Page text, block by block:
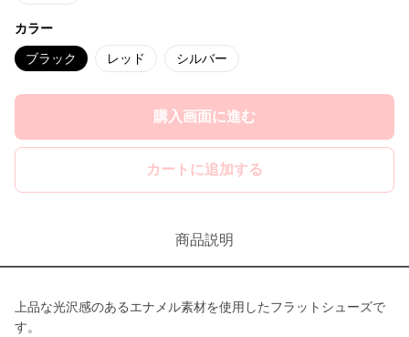
カラー
ブラック レッド シルバー
購入画面に進む
カートに追加する
商品説明
上品な光沢感のあるエナメル素材を使用したフラットシューズで
す。